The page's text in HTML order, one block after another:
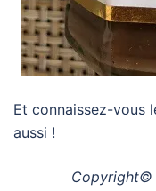
Et connaissez-vous
aussi !
Copyright©